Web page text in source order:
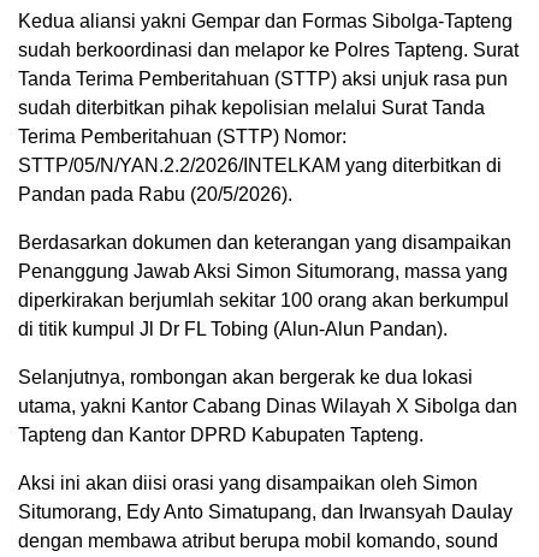
Kedua aliansi yakni Gempar dan Formas Sibolga-Tapteng
sudah berkoordinasi dan melapor ke Polres Tapteng. Surat
Tanda Terima Pemberitahuan (STTP) aksi unjuk rasa pun
sudah diterbitkan pihak kepolisian melalui Surat Tanda
Terima Pemberitahuan (STTP) Nomor:
STTP/05/N/YAN.2.2/2026/INTELKAM yang diterbitkan di
Pandan pada Rabu (20/5/2026).
Berdasarkan dokumen dan keterangan yang disampaikan
Penanggung Jawab Aksi Simon Situmorang, massa yang
diperkirakan berjumlah sekitar 100 orang akan berkumpul
di titik kumpul Jl Dr FL Tobing (Alun-Alun Pandan).
Selanjutnya, rombongan akan bergerak ke dua lokasi
utama, yakni Kantor Cabang Dinas Wilayah X Sibolga dan
Tapteng dan Kantor DPRD Kabupaten Tapteng.
Aksi ini akan diisi orasi yang disampaikan oleh Simon
Situmorang, Edy Anto Simatupang, dan Irwansyah Daulay
dengan membawa atribut berupa mobil komando, sound